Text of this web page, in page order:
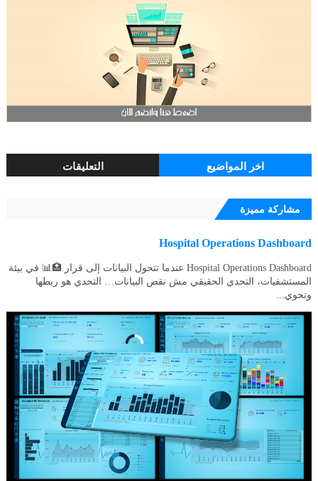
اخر المواضيع التعليقات
مشاركة مميزة
Hospital Operations Dashboard
Hospital Operations Dashboard عندما تتحول البيانات إلى قرار 🏥📊 في بيئة
المستشفيات، التحدي الحقيقي مش نقص البيانات… التحدي هو ربطها
وتحوي...